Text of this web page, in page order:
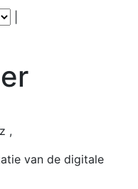
,
van de digitale